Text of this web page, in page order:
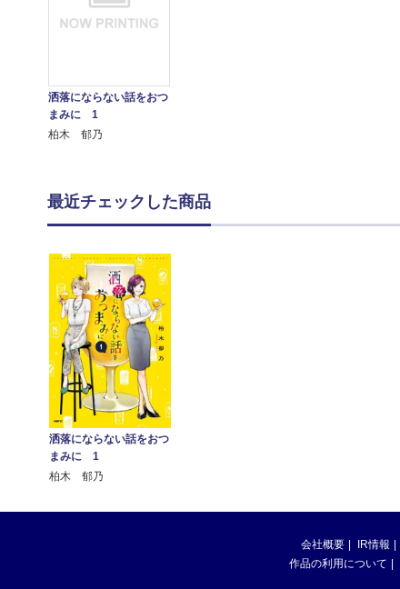
洒落にならない話をおつ
まみに 1
柏木 郁乃
最近チェックした商品
洒落にならない話をおつ
まみに 1
柏木 郁乃
会社概要 IR情報
作品の利用について